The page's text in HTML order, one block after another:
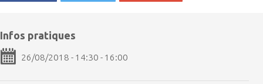
Infos pratiques
26/08/2018 - 14:30 - 16:00